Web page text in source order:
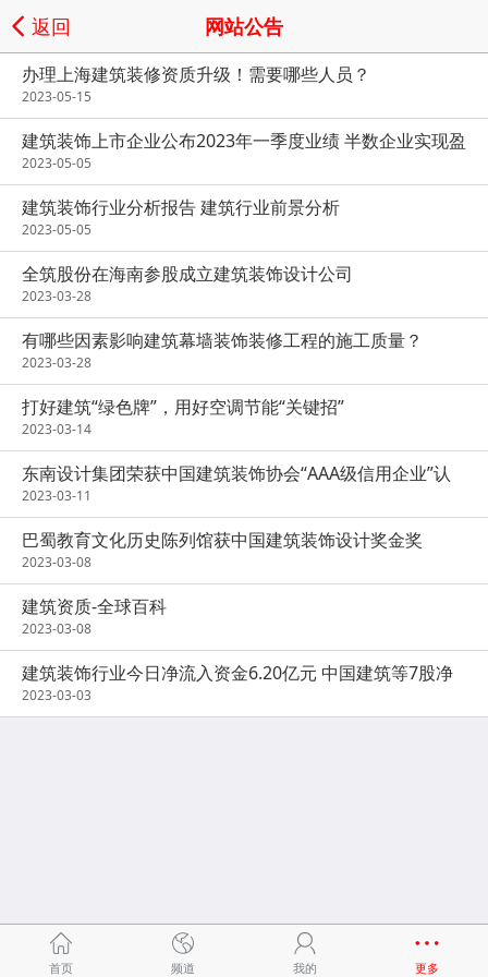
返回 网站公告
办理上海建筑装修资质升级！需要哪些人员？
2023-05-15
建筑装饰上市企业公布2023年一季度业绩 半数企业实现盈
利
2023-05-05
建筑装饰行业分析报告 建筑行业前景分析
2023-05-05
全筑股份在海南参股成立建筑装饰设计公司
2023-03-28
有哪些因素影响建筑幕墙装饰装修工程的施工质量？
2023-03-28
打好建筑“绿色牌”，用好空调节能“关键招”
2023-03-14
东南设计集团荣获中国建筑装饰协会“AAA级信用企业”认
定
2023-03-11
巴蜀教育文化历史陈列馆获中国建筑装饰设计奖金奖
2023-03-08
建筑资质-全球百科
2023-03-08
建筑装饰行业今日净流入资金6.20亿元 中国建筑等7股净
流入资金超5000万元
2023-03-03
首页 频道 我的 更多